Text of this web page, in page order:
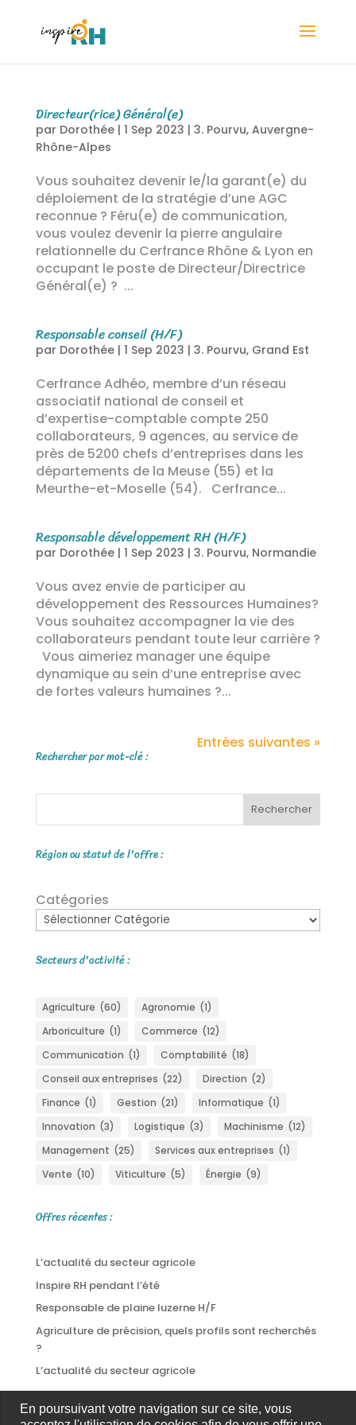
Directeur(rice) Général(e)
par Dorothée| 1 Sep 2023 | 3. Pourvu, Auvergne-
Rhône-Alpes
Vous souhaitez devenir le/la garant(e) du
déploiement de la stratégie d’une AGC
reconnue ? Féru(e) de communication,
vous voulez devenir la pierre angulaire
relationnelle du Cerfrance Rhône & Lyon en
occupant le poste de Directeur/Directrice
Général(e) ? ...
Responsable conseil (H/F)
par Dorothée| 1 Sep 2023 | 3. Pourvu, Grand Est
Cerfrance Adhéo, membre d’un réseau
associatif national de conseil et
d’expertise-comptable compte 250
collaborateurs, 9 agences, au service de
près de 5200 chefs d’entreprises dans les
départements de la Meuse (55) et la
Meurthe-et-Moselle (54). Cerfrance...
Responsable développement RH (H/F)
par Dorothée| 1 Sep 2023 | 3. Pourvu, Normandie
Vous avez envie de participer au
développement des Ressources Humaines?
Vous souhaitez accompagner la vie des
collaborateurs pendant toute leur carrière ?
Vous aimeriez manager une équipe
dynamique au sein d’une entreprise avec
de fortes valeurs humaines ?...
Entrées suivantes »
Rechercher par mot-clé :
Rechercher
Région ou statut de l'offre :
Catégories
Secteurs d'activité :
Agriculture (60) Agronomie (1)
Arboriculture (1) Commerce (12)
Communication (1) Comptabilité (18)
Conseil aux entreprises (22) Direction (2)
Finance (1) Gestion (21) Informatique (1)
Innovation (3) Logistique (3) Machinisme (12)
Management (25) Services aux entreprises (1)
Vente (10) Viticulture (5) Énergie (9)
Offres récentes :
L’actualité du secteur agricole
Inspire RH pendant l’été
Responsable de plaine luzerne H/F
Agriculture de précision, quels profils sont recherchés
?
L’actualité du secteur agricole
En poursuivant votre navigation sur ce site, vous